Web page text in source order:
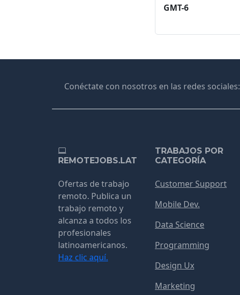
GMT-6
Conéctate con nosotros en las redes sociales:
REMOTEJOBS.LAT
Ofertas de trabajo
remoto. Publica un
trabajo remoto y
alcanza a todos los
profesionales
latinoamericanos.
Haz clic aquí.
TRABAJOS POR
CATEGORÍA
Customer Support
Mobile Dev.
Data Science
Programming
Design Ux
Marketing